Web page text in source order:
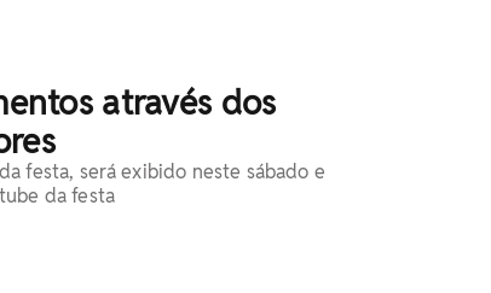
através dos
festa, será exibido neste sábado e
da festa